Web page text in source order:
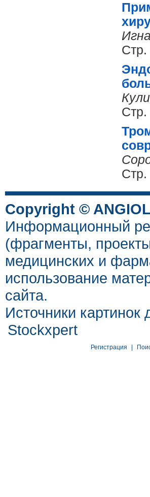
Стр.
Стр.
Стр.
Copyright ©
Информационный
(фрагменты,
медицинских и
использование
сайта.
Источники картинок
Stockxpert
Регистрация